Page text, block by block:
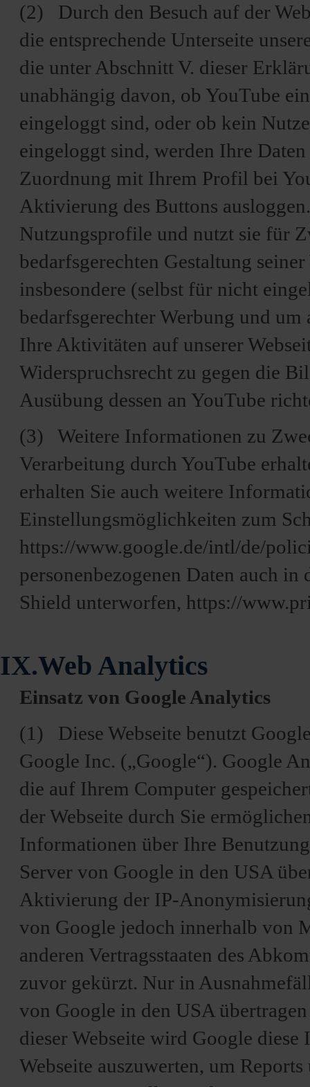
(2) Durch den Besuch auf der
die entsprechende Unterseite
die unter Abschnitt V. dieser
unabhängig davon, ob YouTube
eingeloggt sind, oder ob kein
eingeloggt sind, werden Ihre
Zuordnung mit Ihrem Profil bei
Aktivierung des Buttons
Nutzungsprofile und nutzt sie für
bedarfsgerechten Gestaltung
insbesondere (selbst für nicht
bedarfsgerechter Werbung und
Ihre Aktivitäten auf unserer
Widerspruchsrecht zu gegen die
Ausübung dessen an YouTube
(3) Weitere Informationen zu
Verarbeitung durch YouTube
erhalten Sie auch weitere
Einstellungsmöglichkeiten zum
https://www.google.de/intl/de/
personenbezogenen Daten auch
Shield unterworfen, https://
IX.Web Analytics
Einsatz von Google Analytics
(1) Diese Webseite benutzt
Google Inc. („Google“). Google
die auf Ihrem Computer
der Webseite durch Sie
Informationen über Ihre
Server von Google in den USA
Aktivierung der IP-
von Google jedoch innerhalb von
anderen Vertragsstaaten des
zuvor gekürzt. Nur in
von Google in den USA
dieser Webseite wird Google
Webseite auszuwerten, um